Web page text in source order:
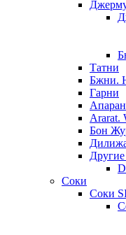
Татни
Бжни.
Гарни
Апаран
Ararat.
Бон
Соки
Соки